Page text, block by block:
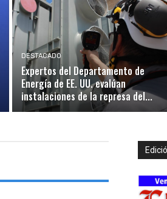
DESTACADO
Expertos del Departamento de
Energía de EE. UU. evalúan
instalaciones de la represa del...